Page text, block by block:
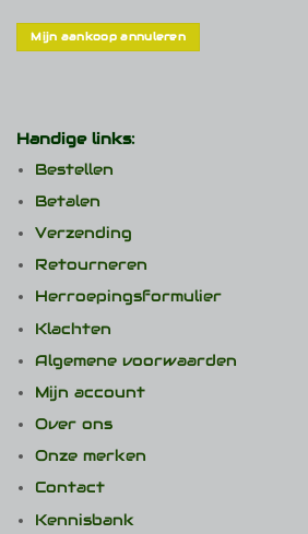
Mijn aankoop annuleren
Handige links:
Bestellen
Betalen
Verzending
Retourneren
Herroepingsformulier
Klachten
Algemene voorwaarden
Mijn account
Over ons
Onze merken
Contact
Kennisbank